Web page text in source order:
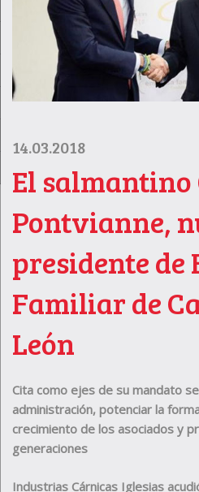
14.03.2018
El salmantino
Pontvianne,
presidente de
Familiar de
León
Cita como ejes de su mandato
administración, potenciar la
crecimiento de los asociados y
generaciones
Industrias Cárnicas Iglesias